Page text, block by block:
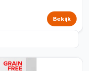
Bekijk